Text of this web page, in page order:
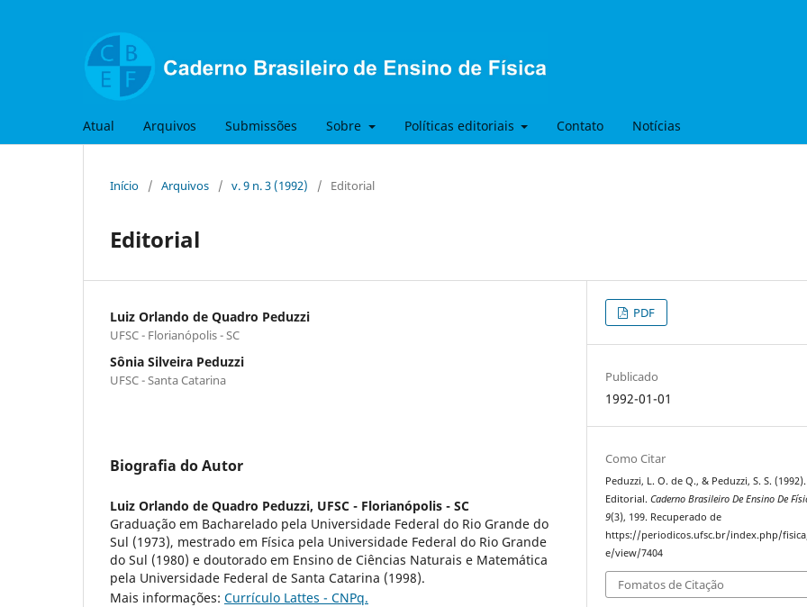
Atual Arquivos Submissões Sobre Políticas editoriais Contato Notícias
Início / Arquivos / v. 9 n. 3 (1992) / Editorial
Editorial
Luiz Orlando de Quadro Peduzzi
UFSC - Florianópolis - SC
Sônia Silveira Peduzzi
UFSC - Santa Catarina
Biografia do Autor
Luiz Orlando de Quadro Peduzzi, UFSC - Florianópolis - SC
Graduação em Bacharelado pela Universidade Federal do Rio Grande do
Sul (1973), mestrado em Física pela Universidade Federal do Rio Grande
do Sul (1980) e doutorado em Ensino de Ciências Naturais e Matemática
pela Universidade Federal de Santa Catarina (1998).
Mais informações: Currículo Lattes - CNPq.
PDF
Publicado
1992-01-01
Como Citar
Peduzzi, L. O. de Q., & Peduzzi, S. S. (1992).
Editorial.Caderno Brasileiro De Ensino De
9(3), 199. Recuperado de
https://periodicos.ufsc.br/index.php/
e/view/7404
Fomatos de Citação